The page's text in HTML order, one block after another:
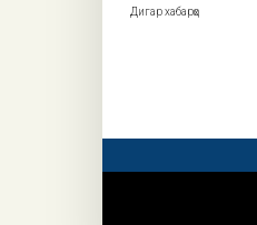
Дигар хабарҳо